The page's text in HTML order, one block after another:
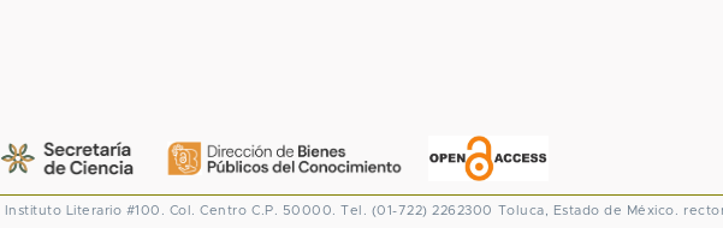
Instituto Literario #100. Col. Centro C.P. 50000. Tel. (01-722) 2262300 Toluca, Estado de México.